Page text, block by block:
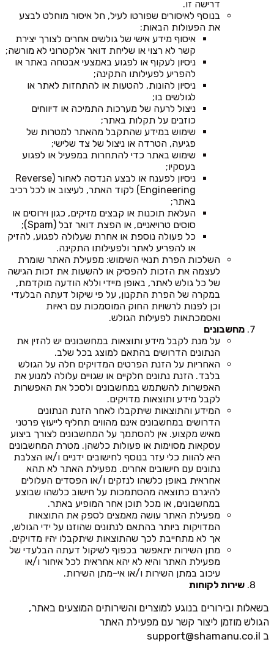
דרישה זו.
בנוסף לאיסורים שפורטו לעיל, חל איסור מוחלט לבצע
את הפעולות הבאות:
איסוף מידע אישי של גולשים אחרים לצורך יצירת
קשר לא רצוי או שליחת דואר אלקטרוני לא מורשה;
ניסיון לעקוף או לפגוע באמצעי אבטחה באתר או
להפריע לפעילותו התקינה;
ניסיון להונות, להטעות או להתחזות לאתר או
לגולשים בו;
ניצול לרעה של מערכות התמיכה או דיווחים
כוזבים על תקלות באתר;
שימוש במידע שהתקבל מהאתר למטרות של
פגיעה, הטרדה או ניצול של צד שלישי;
שימוש באתר כדי להתחרות במפעיל או לפגוע
בעסקיו;
ניסיון לפענח או לבצע הנדסה לאחור (Reverse
Engineering) לקוד האתר, לעיצוב או לכל רכיב
באתר;
העלאת תוכנות או קבצים מזיקים, כגון וירוסים או
סוסים טרויאניים, או הפצת דואר זבל (Spam);
כל פעולה נוספת או אחרת שעלולה לפגוע, להזיק
או להפריע לאתר ולפעילותו התקינה.
השלכות הפרת תנאי השימוש: מפעילת האתר שומרת
לעצמה את הזכות להפסיק או להשעות את זכות הגישה
של כל גולש לאתר, באופן מיידי וללא הודעה מוקדמת,
במקרה של הפרת התקנון, על פי שיקול דעתה הבלעדי
וכן לפנות לרשויות החוק המוסמכות עם ראיות
ואסמכתאות לפעילות הגולש.
מחשבונים
על מנת לקבל מידע ותוצאות במחשבונים יש להזין את
הנתונים הדרושים בהתאם למוצג בכל שלב.
האחריות על הזנת הפרטים המדויקים חלה על הגולש
בלבד. הזנת נתונים חלקיים או שגויים עלולה למנוע את
האפשרות להשתמש במחשבונים ולסכל את האפשרות
לקבל מידע ותוצאות מדויקים.
המידע והתוצאות שיתקבלו לאחר הזנת הנתונים
הדרושים במחשבונים אינם מהווים תחליף לייעוץ פרטני
מאיש מקצוע. אין להסתמך על המחשבונים לצורך ביצוע
עסקאות מסוימות או פעולות כלשהן. מטרת המחשבונים
היא להוות כלי עזר בנוסף לחישובים ידניים ו/או הצלבת
נתונים עם חישובים אחרים. מפעילת האתר לא תהא
אחראית באופן כלשהו לנזקים ו/או הפסדים העלולים
להיגרם כתוצאה מהסתמכות על חישוב כלשהו שבוצע
במחשבונים, או מכל תוכן אחר המופיע באתר.
מפעילת האתר עושה מאמצים לספק את התוצאות
המדויקות ביותר בהתאם לנתונים שהוזנו על ידי הגולש,
אך לא מתחייבת לכך שהתוצאות שיתקבלו יהיו מדויקים.
מתן השירות יתאפשר בכפוף לשיקול דעתה הבלעדי של
מפעילת האתר והיא לא יהא אחראית לכל איחור ו/או
עיכוב במתן השירות ו/או אי-מתן השירות.
שירות לקוחות
בשאלות ובירורים בנוגע למוצרים והשירותים המוצעים באתר,
הגולש מוזמן ליצור קשר עם מפעילת האתר
ב support@shamanu.co.il